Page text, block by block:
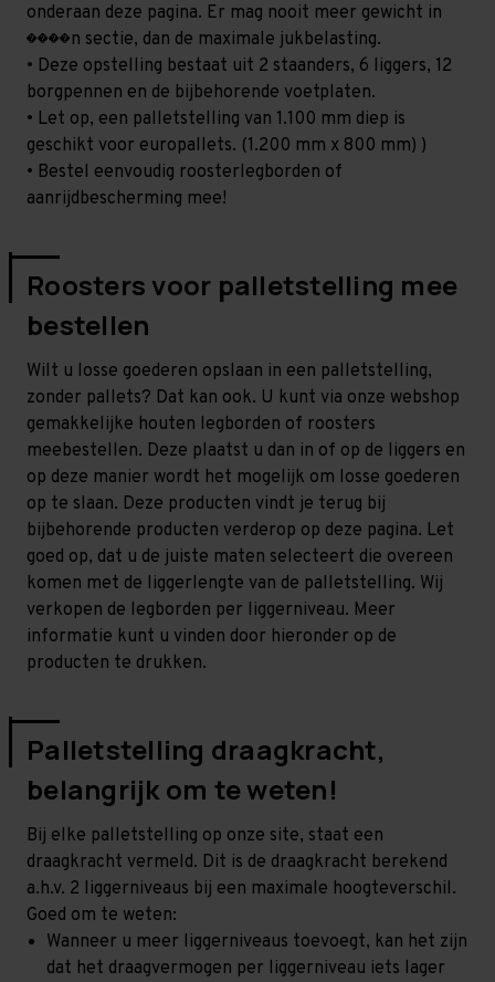
onderaan deze pagina. Er mag nooit meer gewicht in
����n sectie, dan de maximale jukbelasting.
• Deze opstelling bestaat uit 2 staanders, 6 liggers, 12
borgpennen en de bijbehorende voetplaten.
• Let op, een palletstelling van 1.100 mm diep is
geschikt voor europallets. (1.200 mm x 800 mm) )
• Bestel eenvoudig roosterlegborden of
aanrijdbescherming mee!
Roosters voor palletstelling mee
bestellen
Wilt u losse goederen opslaan in een palletstelling,
zonder pallets? Dat kan ook. U kunt via onze webshop
gemakkelijke houten legborden of roosters
meebestellen. Deze plaatst u dan in of op de liggers en
op deze manier wordt het mogelijk om losse goederen
op te slaan. Deze producten vindt je terug bij
bijbehorende producten verderop op deze pagina. Let
goed op, dat u de juiste maten selecteert die overeen
komen met de liggerlengte van de palletstelling. Wij
verkopen de legborden per liggerniveau. Meer
informatie kunt u vinden door hieronder op de
producten te drukken.
Palletstelling draagkracht,
belangrijk om te weten!
Bij elke palletstelling op onze site, staat een
draagkracht vermeld. Dit is de draagkracht berekend
a.h.v. 2 liggerniveaus bij een maximale hoogteverschil.
Goed om te weten:
Wanneer u meer liggerniveaus toevoegt, kan het zijn
dat het draagvermogen per liggerniveau iets lager